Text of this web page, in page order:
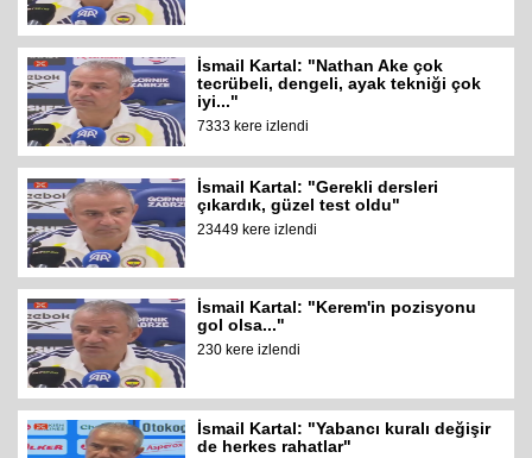
İsmail Kartal: "Nathan Ake çok
tecrübeli, dengeli, ayak tekniği çok
iyi..."
7333 kere izlendi
İsmail Kartal: "Gerekli dersleri
çıkardık, güzel test oldu"
23449 kere izlendi
İsmail Kartal: "Kerem'in pozisyonu
gol olsa..."
230 kere izlendi
İsmail Kartal: "Yabancı kuralı değişir
de herkes rahatlar"